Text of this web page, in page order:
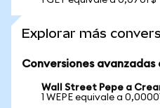
Explorar más
Conversiones
Wall Street Pepe a
1 WEPE equivale a